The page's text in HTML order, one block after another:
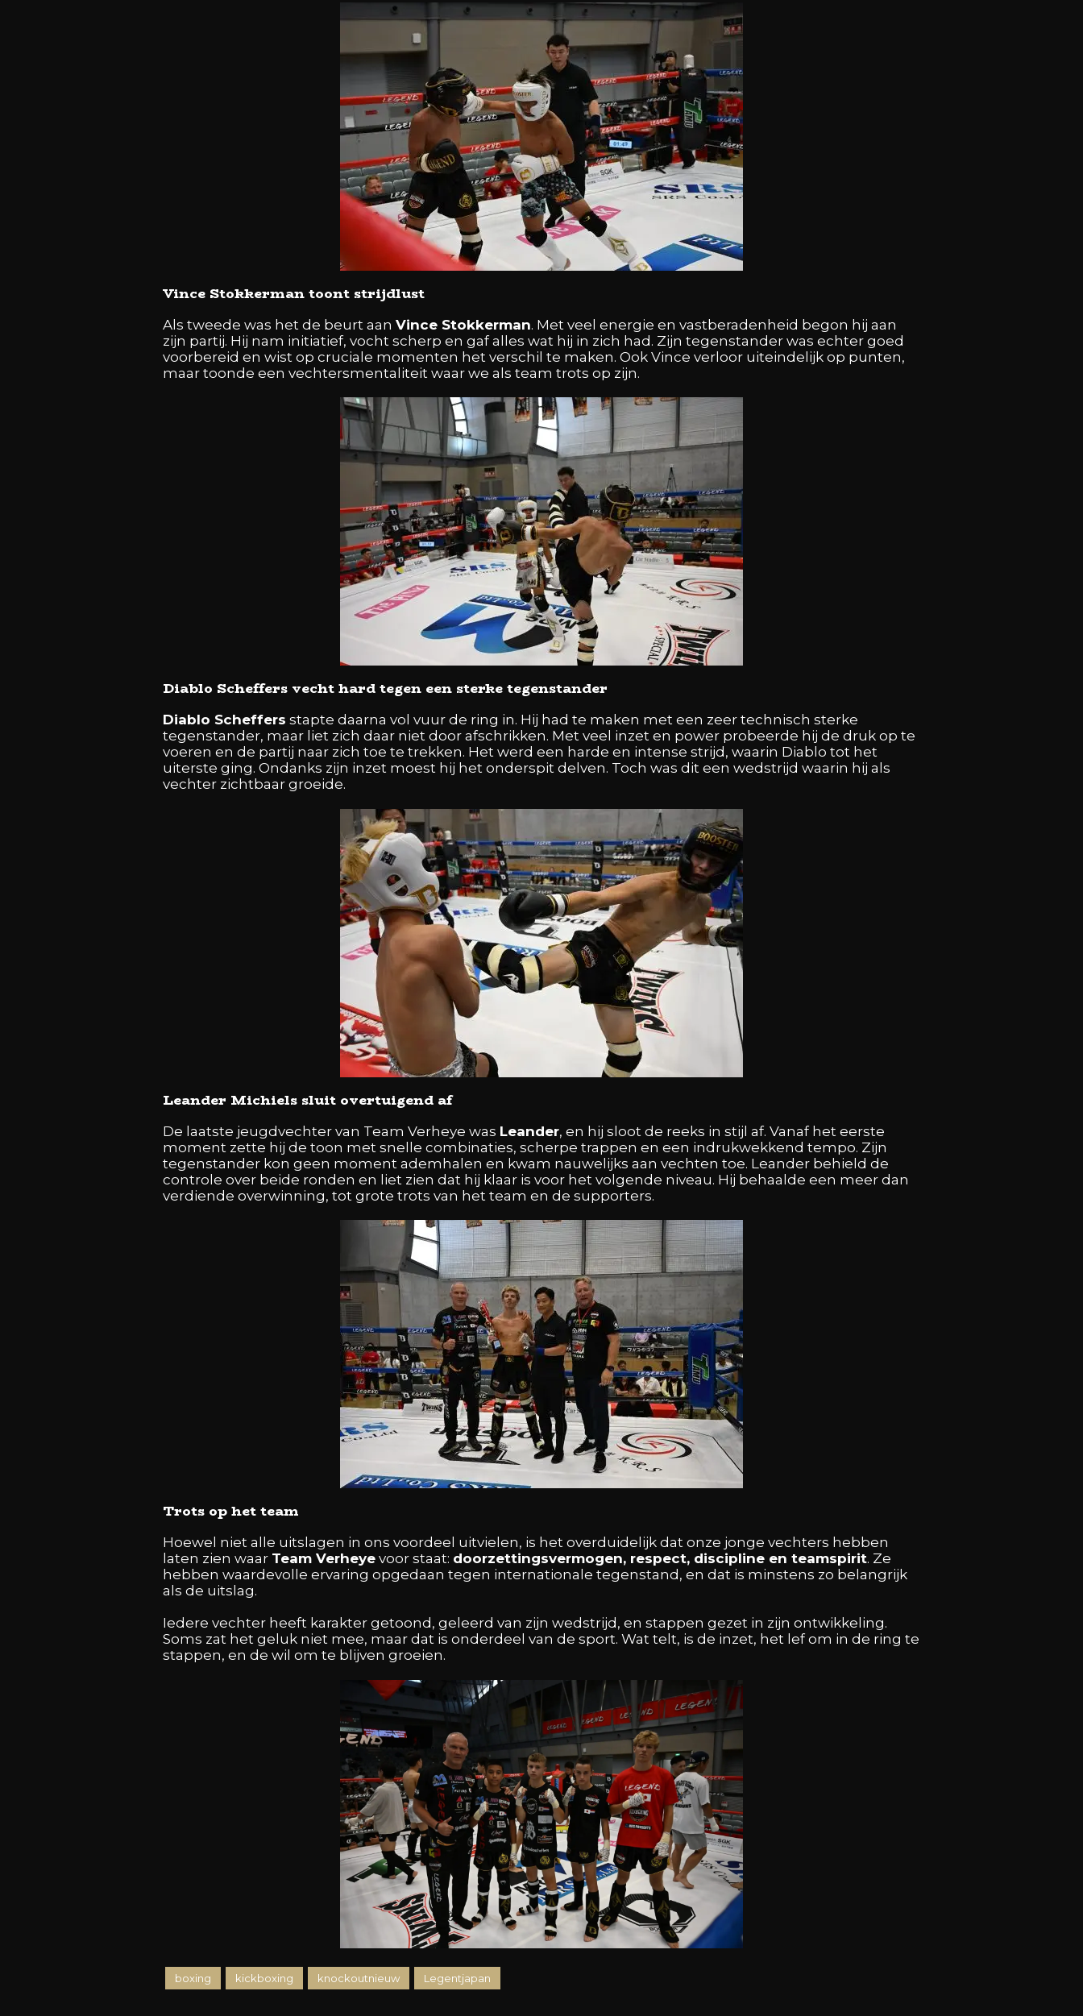
Vince Stokkerman toont strijdlust
Als tweede was het de beurt aan Vince Stokkerman. Met veel energie en vastberadenheid begon hij aan
zijn partij. Hij nam initiatief, vocht scherp en gaf alles wat hij in zich had. Zijn tegenstander was echter goed
voorbereid en wist op cruciale momenten het verschil te maken. Ook Vince verloor uiteindelijk op punten,
maar toonde een vechtersmentaliteit waar we als team trots op zijn.
Diablo Scheffers vecht hard tegen een sterke tegenstander
Diablo Scheffers stapte daarna vol vuur de ring in. Hij had te maken met een zeer technisch sterke
tegenstander, maar liet zich daar niet door afschrikken. Met veel inzet en power probeerde hij de druk op te
voeren en de partij naar zich toe te trekken. Het werd een harde en intense strijd, waarin Diablo tot het
uiterste ging. Ondanks zijn inzet moest hij het onderspit delven. Toch was dit een wedstrijd waarin hij als
vechter zichtbaar groeide.
Leander Michiels sluit overtuigend af
De laatste jeugdvechter van Team Verheye was Leander, en hij sloot de reeks in stijl af. Vanaf het eerste
moment zette hij de toon met snelle combinaties, scherpe trappen en een indrukwekkend tempo. Zijn
tegenstander kon geen moment ademhalen en kwam nauwelijks aan vechten toe. Leander behield de
controle over beide ronden en liet zien dat hij klaar is voor het volgende niveau. Hij behaalde een meer dan
verdiende overwinning, tot grote trots van het team en de supporters.
Trots op het team
Hoewel niet alle uitslagen in ons voordeel uitvielen, is het overduidelijk dat onze jonge vechters hebben
laten zien waar Team Verheye voor staat: doorzettingsvermogen, respect, discipline en teamspirit. Ze
hebben waardevolle ervaring opgedaan tegen internationale tegenstand, en dat is minstens zo belangrijk
als de uitslag.
Iedere vechter heeft karakter getoond, geleerd van zijn wedstrijd, en stappen gezet in zijn ontwikkeling.
Soms zat het geluk niet mee, maar dat is onderdeel van de sport. Wat telt, is de inzet, het lef om in de ring te
stappen, en de wil om te blijven groeien.
boxing kickboxing knockoutnieuw Legentjapan